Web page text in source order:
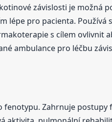
závislosti je možná
lépe pro pacienta. Používá
s cílem ovlivnit
ambulance pro léčbu
fenotypu. Zahrnuje